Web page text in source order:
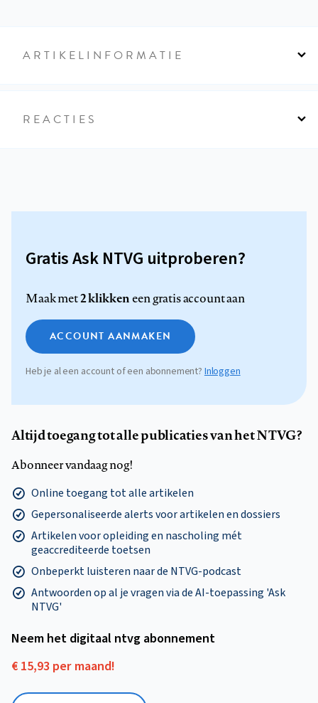
ARTIKELINFORMATIE
REACTIES
Gratis Ask NTVG uitproberen?
Maak met2 klikkeneen gratis account aan
ACCOUNT AANMAKEN
Heb je al een account of een abonnement?Inloggen
Altijd toegang tot alle publicaties van het NTVG?
Abonneer vandaag nog!
Online toegang tot alle artikelen
Gepersonaliseerde alerts voor artikelen en dossiers
Artikelen voor opleiding en nascholing mét
geaccrediteerde toetsen
Onbeperkt luisteren naar de NTVG-podcast
Antwoorden op al je vragen via de AI-toepassing 'Ask
NTVG'
Neem het digitaal ntvg abonnement
€ 15,93 per maand!